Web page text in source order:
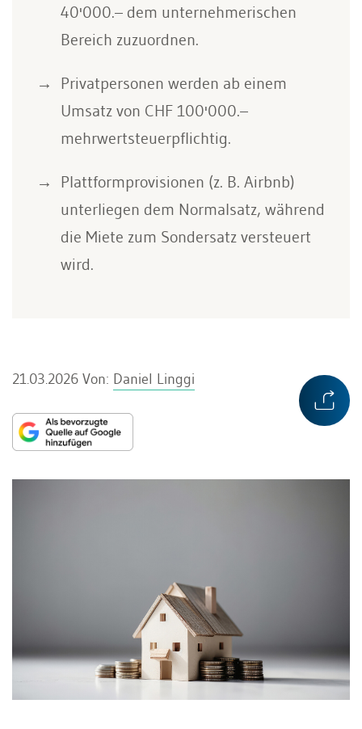
40'000.– dem unternehmerischen
Bereich zuzuordnen.
Privatpersonen werden ab einem
Umsatz von CHF 100'000.–
mehrwertsteuerpflichtig.
Plattformprovisionen (z. B. Airbnb)
unterliegen dem Normalsatz, während
die Miete zum Sondersatz versteuert
wird.
21.03.2026 Von: Daniel Linggi